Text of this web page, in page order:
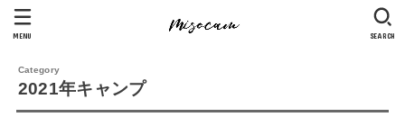
SEARCH
MENU
2021年キャンプ